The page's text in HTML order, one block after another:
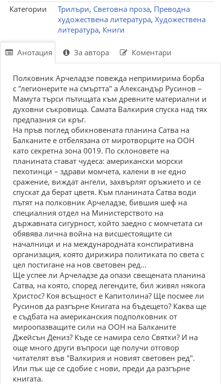
Категории
Трилъри, Световна проза, Преводна
художествена литература, Художествена
литература, Книги
Анотация За автора Коментари
Полковник Арчеладзе повежда непримирима борба
с "легионерите на смъртта" а Александър Русинов –
Мамута търси пътищата към древните материални и
духовни съкровища. Самата Валкирия спуска над тях
предпазния си кръг.
На пръв поглед обикновената планина Сатва на
Балканите е отбелязана от миротворците на ООН
като секретна зона 0019. По склоновете на
планината стават чудеса: американски морски
пехотинци – здрави момчета, калени в не едно
сражение, виждат ангели, захвърлят оръжието и се
спускат да берат цветя. Към планината Сатва води
пътят на полковник Арчеладзе, бившия шеф на
специалния отдел на Министерството на
държавната сигурност, който заедно с момчетата си
обявява лична война на висшестоящите си
началници и на международната конспиративна
организация, която дирижира политиката по света с
цел постигане на нов световен ред...
Ще успее ли Арчеладзе да опази свещената планина
Сатва, на която, според легендите, бил живял някога
Христос? Коя всъщност е Капитолина? Ще посмее ли
Русинов да разгърне Книгата на бъдещето? Каква ще
е съдбата на американския подполковник от
мироопазващите сили на ООН на Балканите
Джейсън Дениз? Къде се намира село Святки? И на
още много други въпроси ще получи отговор
читателят във "Валкирия и новият световен ред".
Или пък ще се сдобие с нови, преди да разгърне
книгата.